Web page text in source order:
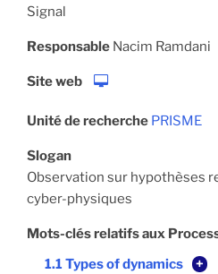
Signal
Responsable Nacim Ramdani
Site web
Unité de recherche PRISME
Slogan
Observation sur hypothèses
cyber-physiques
Mots-clés relatifs aux
1.1 Types of dynamics
+